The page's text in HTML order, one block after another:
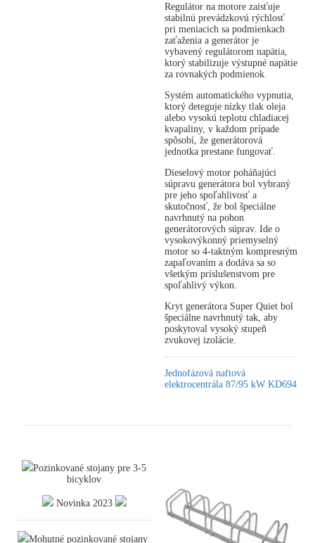
Regulátor na motore zaisťuje
stabilnú prevádzkovú rýchlosť
pri meniacich sa podmienkach
zaťaženia a generátor je
vybavený regulátorom napätia,
ktorý stabilizuje výstupné napätie
za rovnakých podmienok.
Systém automatického vypnutia,
ktorý deteguje nízky tlak oleja
alebo vysokú teplotu chladiacej
kvapaliny, v každom prípade
spôsobí, že generátorová
jednotka prestane fungovať.
Dieselový motor poháňajúci
súpravu generátora bol vybraný
pre jeho spoľahlivosť a
skutočnosť, že bol špeciálne
navrhnutý na pohon
generátorových súprav. Ide o
vysokovýkonný priemyselný
motor so 4-taktným kompresným
zapaľovaním a dodáva sa so
všetkým príslušenstvom pre
spoľahlivý výkon.
Kryt generátora Super Quiet bol
špeciálne navrhnutý tak, aby
poskytoval vysoký stupeň
zvukovej izolácie.
Jednofázová naftová
elektrocentrála 87/95 kW KD694
Pozinkované stojany pre 3-5
bicyklov
Novinka 2023
Mohutné pozinkované stojany